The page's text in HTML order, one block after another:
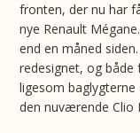
fronten, der nu har
nye Renault
end en måned
redesignet, og både
ligesom
den nuværende Clio